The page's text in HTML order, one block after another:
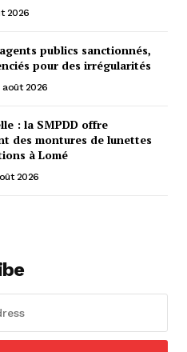
2026
publics sanctionnés,
pour des irrégularités
août 2026
: la SMPDD offre
des montures de lunettes
à Lomé
2026